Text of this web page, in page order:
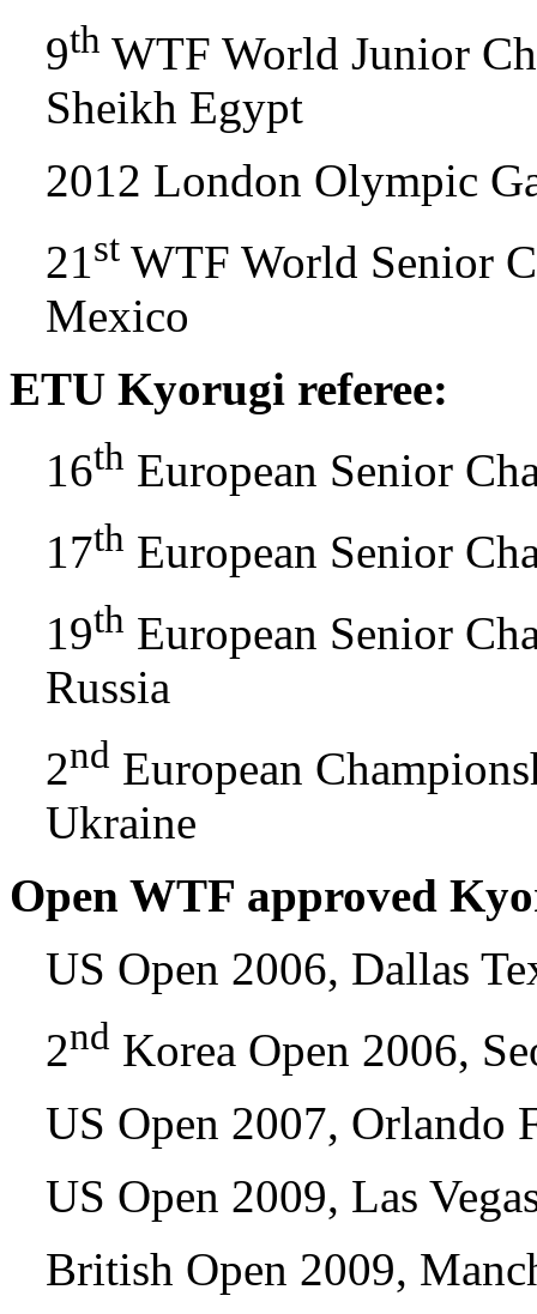
9th WTF World Junior
Sheikh Egypt
2012 London Olympic
21st WTF World Senior
Mexico
ETU Kyorugi referee:
16th European Senior
17th European Senior
19th European Senior
Russia
2nd European
Ukraine
Open WTF approved
US Open 2006, Dallas
2nd Korea Open 2006,
US Open 2007, Orlando
US Open 2009, Las
British Open 2009,